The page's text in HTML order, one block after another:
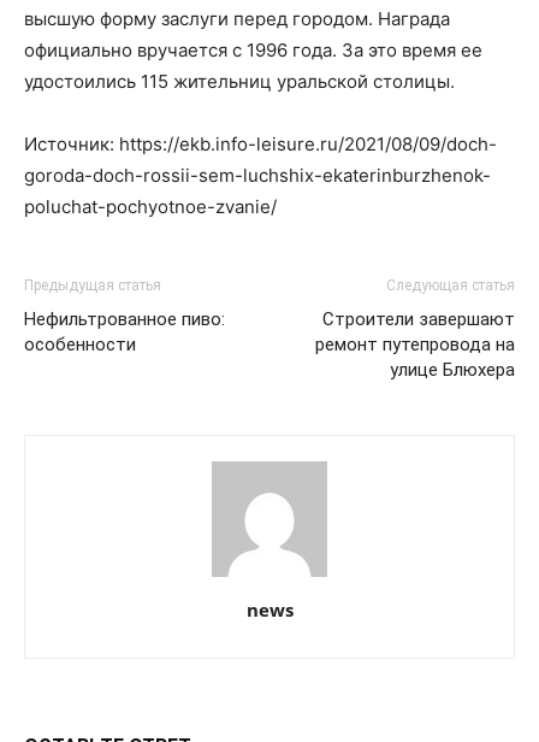
высшую форму заслуги перед городом. Награда
официально вручается с 1996 года. За это время ее
удостоились 115 жительниц уральской столицы.
Источник: https://ekb.info-leisure.ru/2021/08/09/doch-
goroda-doch-rossii-sem-luchshix-ekaterinburzhenok-
poluchat-pochyotnoe-zvanie/
Предыдущая статья
Нефильтрованное пиво:
особенности
Следующая статья
Строители завершают
ремонт путепровода на
улице Блюхера
news